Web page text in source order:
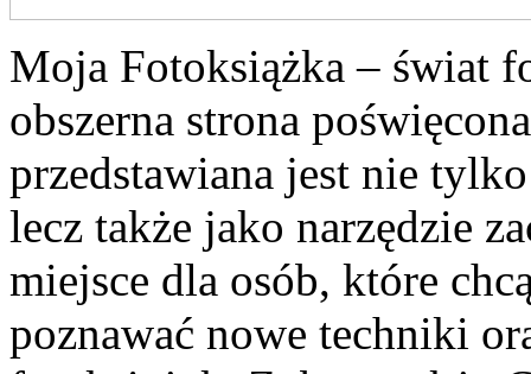
Moja Fotoksiążka – świat
obszerna strona
przedstawiana jest nie
lecz także jako narzędzie
miejsce dla osób, które
poznawać nowe techniki